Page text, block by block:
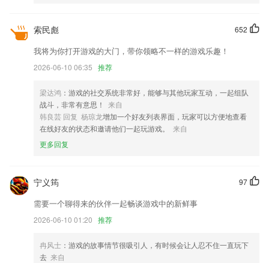
以上就是云开·体育的介绍，如果您喜欢这款软件，您可以到应用商店进
行打分评论，说出您的使用经历，以帮助我们更好的对产品进行优化修
文字打散：输入一句话然后打散它，一个字一个字排，哎，就是玩儿。
2：本地听书功能，解放双眼；
修复BUG 若干
联系我们
以上就是贵州十一选五手机版下载的介绍，如果您喜欢这款软件，您可以
652
索民彪
我将为你打开游戏的大门，带你领略不一样的游戏乐趣！
2026-06-10 06:35 推荐
梁达鸿 ：游戏的社交系统非常好，能够与其他玩家互动，一起组队
战斗，非常有意思！
来自
韩良芸 回复 杨琼龙增加一个好友列表界面，玩家可以方便地查看
在线好友的状态和邀请他们一起玩游戏。
来自
更多回复
97
宁义筠
需要一个聊得来的伙伴一起畅谈游戏中的新鲜事
2026-06-10 01:20 推荐
冉风士 ：游戏的故事情节很吸引人，有时候会让人忍不住一直玩下
去 来自